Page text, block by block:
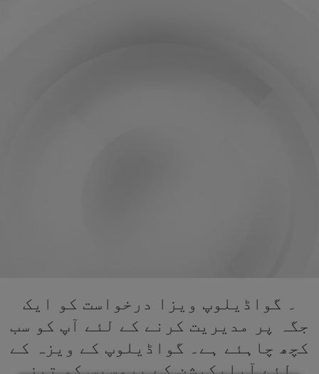
۔ گواڈیلوپ ویزا درخواست کو ایک
جگہ پر مدیریت کرنے کے لئے آپ کو سب
کچھ چاہئے ہے۔ گواڈیلوپ کے ویزہ کے
لئے آپلیکیشن کے پروسیس کو تیز